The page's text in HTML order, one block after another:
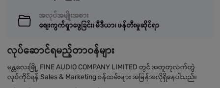
အလုပ်အမျိုးအစား
စျေးကွက်ရှာဖွေခြင်း၊ မီဒီယာ၊ ဖန်တီးမှုဆိုင်ရာ
လုပ်ဆောင်ရမည့်တာဝန်များ
မန္တလေးမြို့ FINE AUDIO COMPANY LIMITED တွင် အတူတူလက်တွဲ
လုပ်ကိုင်ရန် Sales & Marketing ဝန်ထမ်းများ အမြန်အလိုရှိနေပါသည်။